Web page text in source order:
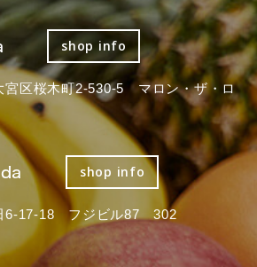
shop info
宮区桜木町2-530-5 マロン・ザ・ロ
shop info
6-17-18 フジビル87 302